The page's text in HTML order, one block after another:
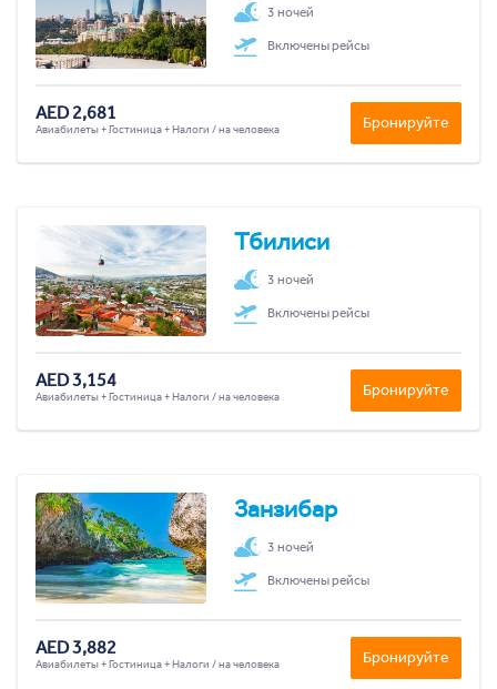
3 ночей
Включены рейсы
AED 2,681
Авиабилеты + Гостиница + Налоги / на человека Бронируйте
Тбилиси
3 ночей
Включены рейсы
AED 3,154
Авиабилеты + Гостиница + Налоги / на человека Бронируйте
Занзибар
3 ночей
Включены рейсы
AED 3,882
Авиабилеты + Гостиница + Налоги / на человека Бронируйте